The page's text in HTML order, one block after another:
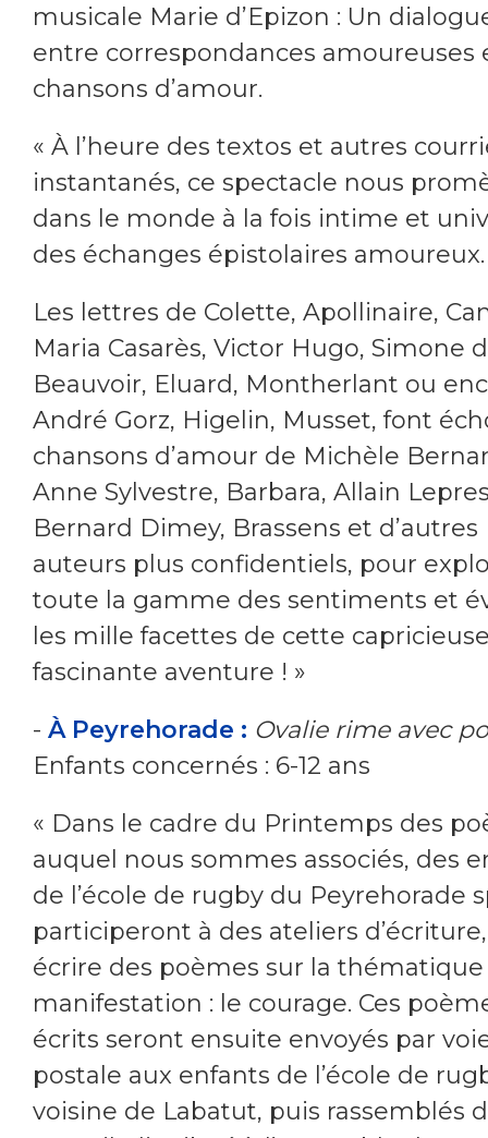
musicale Marie d’Epizon : Un
entre correspondances amoureuses
chansons d’amour.
« À l’heure des textos et autres
instantanés, ce spectacle nous
dans le monde à la fois intime et
des échanges épistolaires amoureux.
Les lettres de Colette, Apollinaire,
Maria Casarès, Victor Hugo, Simone
Beauvoir, Eluard, Montherlant ou
André Gorz, Higelin, Musset, font
chansons d’amour de Michèle
Anne Sylvestre, Barbara, Allain
Bernard Dimey, Brassens et d’autres
auteurs plus confidentiels, pour
toute la gamme des sentiments et
les mille facettes de cette
fascinante aventure ! »
- À Peyrehorade : Ovalie rime avec
Enfants concernés : 6-12 ans
« Dans le cadre du Printemps des
auquel nous sommes associés, des
de l’école de rugby du Peyrehorade
participeront à des ateliers
écrire des poèmes sur la thématique
manifestation : le courage. Ces
écrits seront ensuite envoyés par
postale aux enfants de l’école de
voisine de Labatut, puis rassemblés